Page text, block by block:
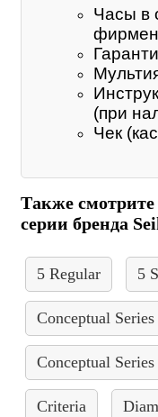
Часы в
(при
Чек
Также
серии бренда
5 Regular 5
Conceptual Series
Conceptual
Criteria